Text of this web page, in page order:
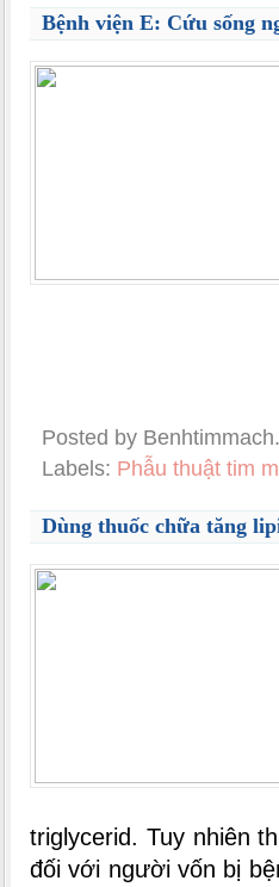
Bệnh viện E: Cứu sống
Posted by
Labels: Phẫu thuật tim
Dùng thuốc chữa tăng
triglycerid. Tuy nhiên
đối với người vốn bị